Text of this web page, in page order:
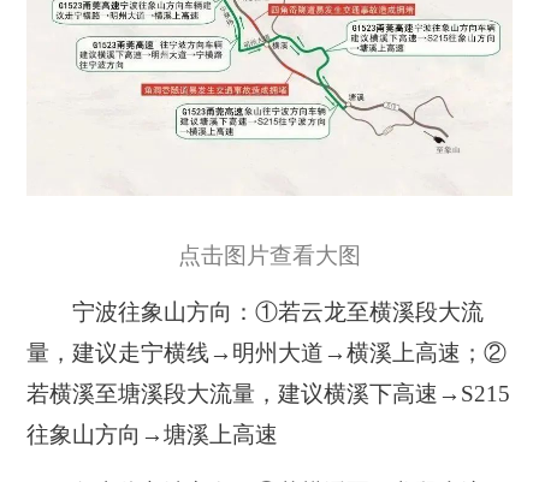
点击图片查看大图
宁波往象山方向：①若云龙至横溪段大流
量，建议走宁横线→明州大道→横溪上高速；②
若横溪至塘溪段大流量，建议横溪下高速→S215
往象山方向→塘溪上高速